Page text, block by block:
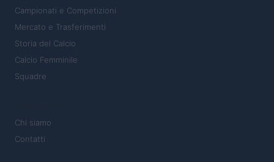
Campionati e Competizioni
Mercato e Trasferimenti
Storia del Calcio
Calcio Femminile
Squadre
Chi siamo
Contatti